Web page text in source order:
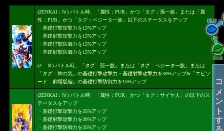
(ZENKAI：Ⅳ) バトル時、「属性：PUR」かつ「タグ：孫一族」または「属
性：PUR」かつ「タグ：ベジータ一族」以下のステータスをアップ
・基礎打撃攻撃力を15%アップ
・基礎射撃攻撃力を15%アップ
・基礎打撃防御力を15%アップ
・基礎射撃防御力を15%アップ
(Z：Ⅲ) バトル時、「タグ：孫一族」または「タグ：ベジータ一族」または
「タグ：神の気」の基礎打撃攻撃力・基礎射撃攻撃力を30%アップ&「エピソ
ード：劇場版編」の基礎打撃防御力を15%アップ
(ZENKAI：Ⅳ) バトル時、「属性：PUR」かつ「タグ：サイヤ人」の以下のス
テータスをアップ
・基礎打撃攻撃力を35%アップ
・基礎射撃攻撃力を30%アップ
・基礎打撃防御力を35%アップ
コメントする